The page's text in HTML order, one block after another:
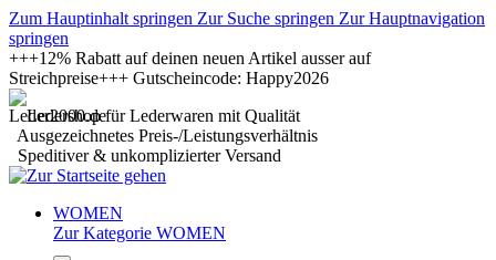
Zum Hauptinhalt springen Zur Suche springen Zur Hauptnavigation
springen
+++12% Rabatt auf deinen neuen Artikel ausser auf
Streichpreise+++ Gutscheincode: Happy2026
Ledershop für Lederwaren mit Qualität
Ausgezeichnetes Preis-/Leistungsverhältnis
Speditiver & unkomplizierter Versand
WOMEN
Zur Kategorie WOMEN